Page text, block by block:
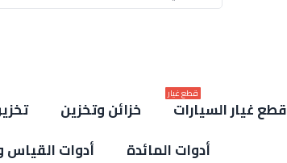
قطع غيار السيارات
قطع غيار
خزائن وتخزين
أدوات المائدة
أدوات القياس